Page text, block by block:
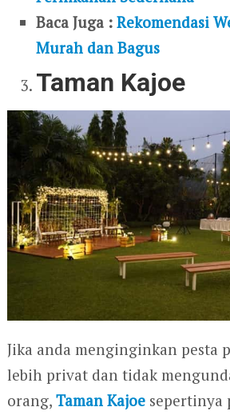
Baca Juga :Rekomendasi
Murah dan Bagus
Taman Kajoe
Jika anda menginginkan pesta
lebih privat dan tidak
orang, Taman Kajoesepertinya